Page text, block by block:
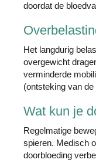
doordat de
Het langdurig
overgewicht
verminderde
(ontsteking van
Wat kun je
Regelmatige
spieren. Medisch
doorbloeding